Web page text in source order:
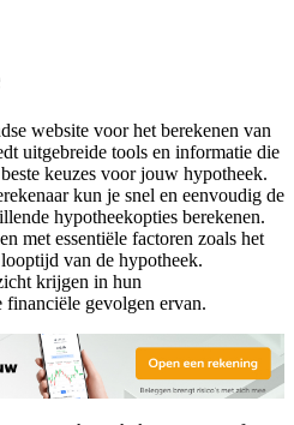
website voor het berekenen van
uitgebreide tools en informatie die
keuzes voor jouw hypotheek.
kun je snel en eenvoudig de
hypotheekopties berekenen.
met essentiële factoren zoals het
van de hypotheek.
krijgen in hun
gevolgen ervan.